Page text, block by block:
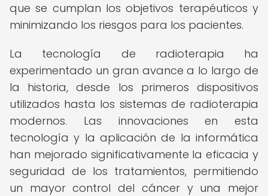
que se cumplan los objetivos terapéuticos y
minimizando los riesgos para los pacientes.
La tecnología de radioterapia ha
experimentado un gran avance a lo largo de
la historia, desde los primeros dispositivos
utilizados hasta los sistemas de radioterapia
modernos. Las innovaciones en esta
tecnología y la aplicación de la informática
han mejorado significativamente la eficacia y
seguridad de los tratamientos, permitiendo
un mayor control del cáncer y una mejor